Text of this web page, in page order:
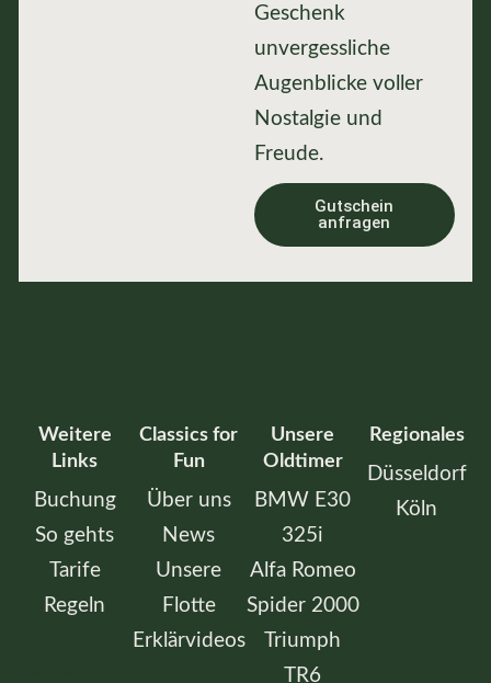
Geschenk
unvergessliche
Augenblicke voller
Nostalgie und
Freude.
Gutschein
anfragen
Weitere
Links
Buchung
So gehts
Tarife
Regeln
Classics for
Fun
Über uns
News
Unsere
Flotte
Erklärvideos
Unsere
Oldtimer
BMW E30
325i
Alfa Romeo
Spider 2000
Triumph
TR6
Regionales
Düsseldorf
Köln